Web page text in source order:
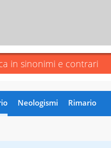
Neologismi Rimario